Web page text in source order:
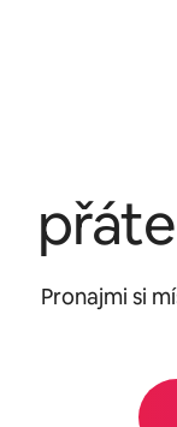
Pronajmi si